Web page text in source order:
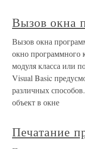
Вызов окна
Вызов окна
окно программного
модуля класса или
Visual Basic
различных
объект в окне
Печатание